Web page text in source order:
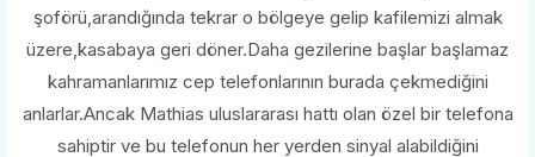
şoförü,arandığında tekrar o bölgeye gelip kafilemizi almak
üzere,kasabaya geri döner.Daha gezilerine başlar başlamaz
kahramanlarımız cep telefonlarının burada çekmediğini
anlarlar.Ancak Mathias uluslararası hattı olan özel bir telefona
sahiptir ve bu telefonun her yerden sinyal alabildiğini